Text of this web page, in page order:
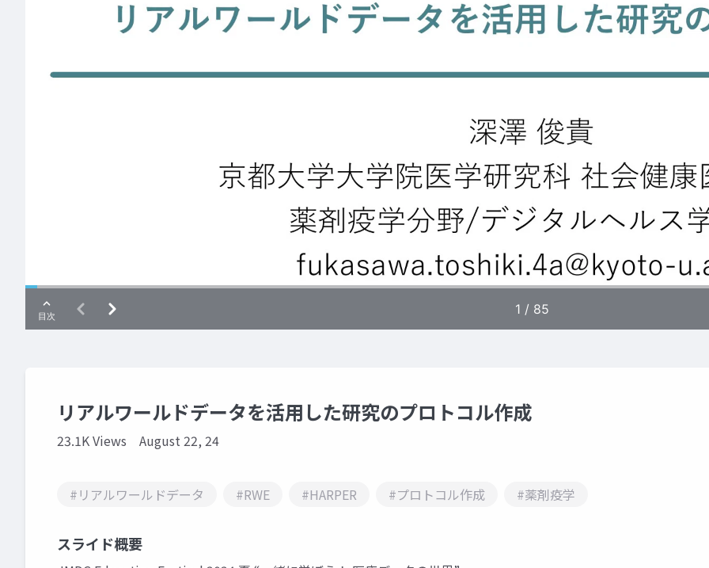
リアルワールドデータを活用した研究のプロトコル作成
23.1K Views August 22, 24
#リアルワールドデータ #RWE #HARPER #プロトコル作成 #薬剤疫学
スライド概要